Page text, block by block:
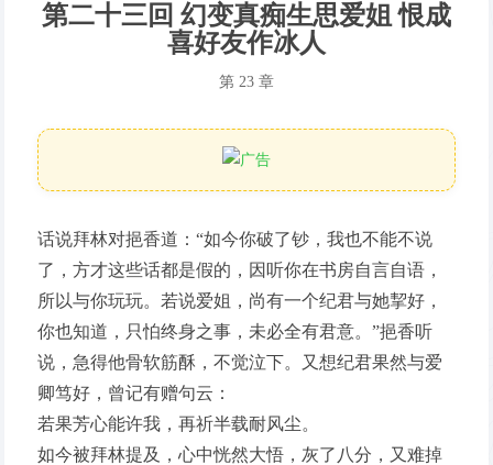
第二十三回 幻变真痴生思爱姐 恨成
喜好友作冰人
第 23 章
话说拜林对挹香道：“如今你破了钞，我也不能不说
了，方才这些话都是假的，因听你在书房自言自语，
所以与你玩玩。若说爱姐，尚有一个纪君与她挈好，
你也知道，只怕终身之事，未必全有君意。”挹香听
说，急得他骨软筋酥，不觉泣下。又想纪君果然与爱
卿笃好，曾记有赠句云：
若果芳心能许我，再祈半载耐风尘。
如今被拜林提及，心中恍然大悟，灰了八分，又难掉